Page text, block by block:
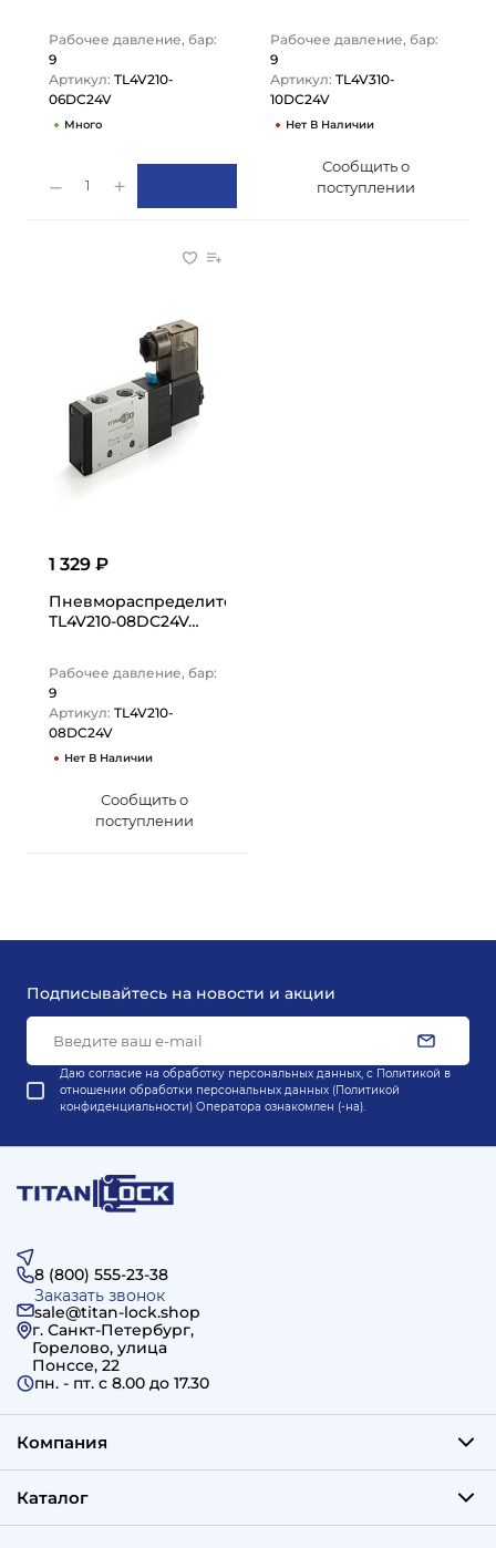
Рабочее давление, бар:
9
Артикул: TL4V210-
06DC24V
Много
1
Рабочее давление, бар:
9
Артикул: TL4V310-
10DC24V
Нет В Наличии
Сообщить о
поступлении
1 329 ₽
Пневмораспределитель электромагнитный 4V, серия
TL4V210-08DC24V…
Рабочее давление, бар:
9
Артикул: TL4V210-
08DC24V
Нет В Наличии
Сообщить о
поступлении
Подписывайтесь на новости и акции
Даю согласие на обработку персональных данных, с Политикой в
отношении обработки персональных данных (Политикой
конфиденциальности) Оператора ознакомлен (-на).
8 (800) 555-23-38
Заказать звонок
sale@titan-lock.shop
г. Санкт-Петербург,
Горелово, улица
Понссе, 22
пн. - пт. c 8.00 до 17.30
Компания
Каталог